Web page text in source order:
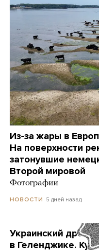
Из-за жары в
На поверхности
затонувшие
Второй мировой
Фотографии
НОВОСТИ 5 дней назад
Украинский дрон
в Геленджике.